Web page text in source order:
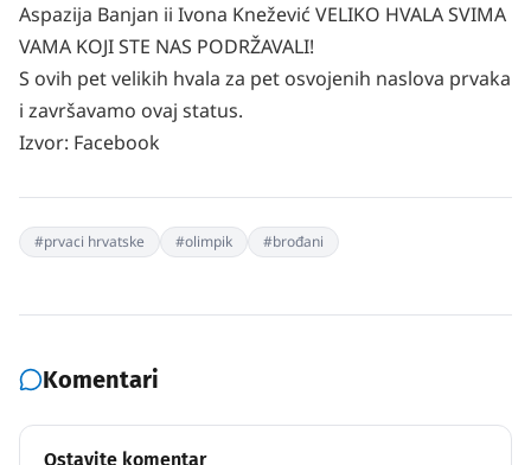
Aspazija Banjan ii Ivona Knežević VELIKO HVALA SVIMA
VAMA KOJI STE NAS PODRŽAVALI!
S ovih pet velikih hvala za pet osvojenih naslova prvaka
i završavamo ovaj status.
Izvor: Facebook
#prvaci hrvatske #olimpik #brođani
Komentari
Ostavite komentar